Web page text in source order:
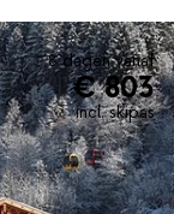
8 dagen vanaf
€ 803
incl. skipas